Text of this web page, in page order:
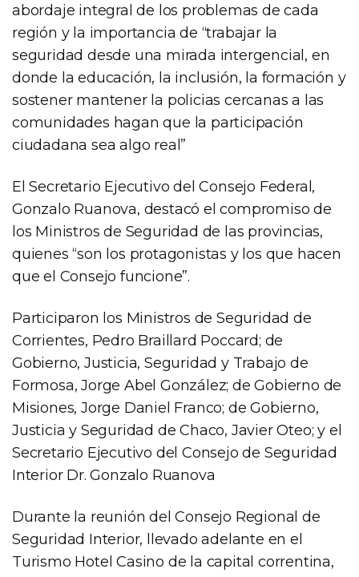
abordaje integral de los problemas de cada
región y la importancia de “trabajar la
seguridad desde una mirada intergencial, en
donde la educación, la inclusión, la formación y
sostener mantener la policias cercanas a las
comunidades hagan que la participación
ciudadana sea algo real”
El Secretario Ejecutivo del Consejo Federal,
Gonzalo Ruanova, destacó el compromiso de
los Ministros de Seguridad de las provincias,
quienes “son los protagonistas y los que hacen
que el Consejo funcione”.
Participaron los Ministros de Seguridad de
Corrientes, Pedro Braillard Poccard; de
Gobierno, Justicia, Seguridad y Trabajo de
Formosa, Jorge Abel González; de Gobierno de
Misiones, Jorge Daniel Franco; de Gobierno,
Justicia y Seguridad de Chaco, Javier Oteo; y el
Secretario Ejecutivo del Consejo de Seguridad
Interior Dr. Gonzalo Ruanova
Durante la reunión del Consejo Regional de
Seguridad Interior, llevado adelante en el
Turismo Hotel Casino de la capital correntina,